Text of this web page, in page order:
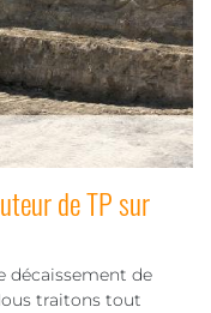
de TP sur
décaissement de
traitons tout